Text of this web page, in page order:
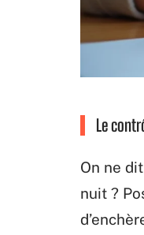
Le
On ne
nuit ?